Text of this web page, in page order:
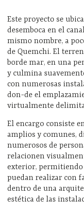
Este proyecto se
desemboca en el
mismo nombre, a
de Quemchi. El
borde mar, en una
y culmina
con numerosas
don-de el
virtualmente
El encargo consiste
amplios y comunes,
numerosos de
relacionen
exterior, permitiendo
puedan realizar con
dentro de una
estética de las